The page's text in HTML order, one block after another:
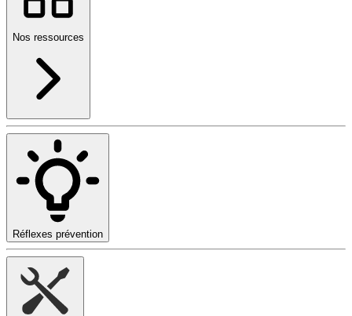
Nos ressources
Réflexes prévention